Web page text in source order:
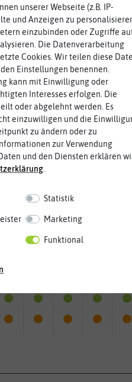
benötigt die
mehrjährig
Pflanzen
einjährig,
unserer Webseite (z.B. IP-
und Anzeigen zu
einzubinden oder Zugriffe
Die Datenverarbeitung
Cookies. Wir teilen diese
Einstellungen benennen.
kann mit Einwilligung oder
Interesses erfolgen. Die
oder abgelehnt werden. Es
einzuwilligen und die
zu ändern oder zu
zur Verwendung
und den Diensten erklären
Statistik
Marketing
Funktional